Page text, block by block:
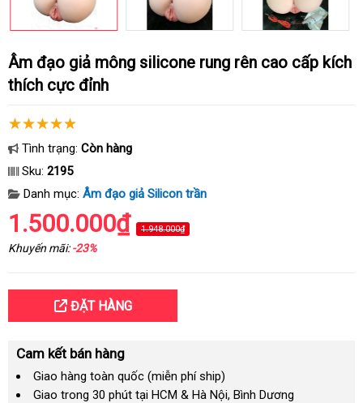
Âm đạo giả mông silicone rung rên cao cấp kích
thích cực đỉnh
Tình trạng: Còn hàng
Sku: 2195
Danh mục: Âm đạo giả Silicon trần
1.500.000₫ 1.948.000₫
Khuyến mãi:-23%
ĐẶT HÀNG
Cam kết bán hàng
Giao hàng toàn quốc (miễn phí ship)
Giao trong 30 phút tại HCM & Hà Nội, Bình Dương